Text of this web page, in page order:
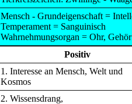
Mensch - Grundeigenschaft =
Temperament = Sanguinisch
Wahrnehmungsorgan = Ohr, Gehör
Positiv
1. Interesse an Mensch, Welt und
Kosmos
2. Wissensdrang,